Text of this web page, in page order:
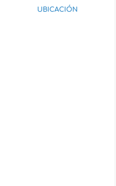
UBICACIÓN